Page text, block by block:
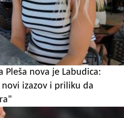
Pleša nova je Labudica:
izazov i priliku da